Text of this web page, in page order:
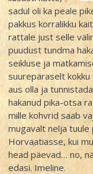
sadul oli ka peale
pakkus korralikku
rattale just selle
puudust tundma
seikluse ja
suurepäraselt kokku
aus olla ja
hakanud pika-otsa
mille kohvrid saab
mugavalt nelja tuule
Horvaatiasse, kui
head päevad… no,
edasi. Imeline.